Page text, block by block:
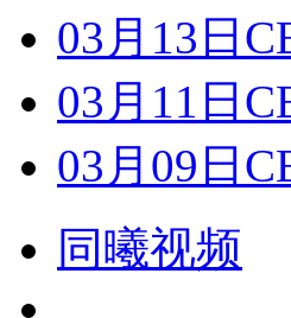
03月13日
03月11日
03月09日
同曦视频